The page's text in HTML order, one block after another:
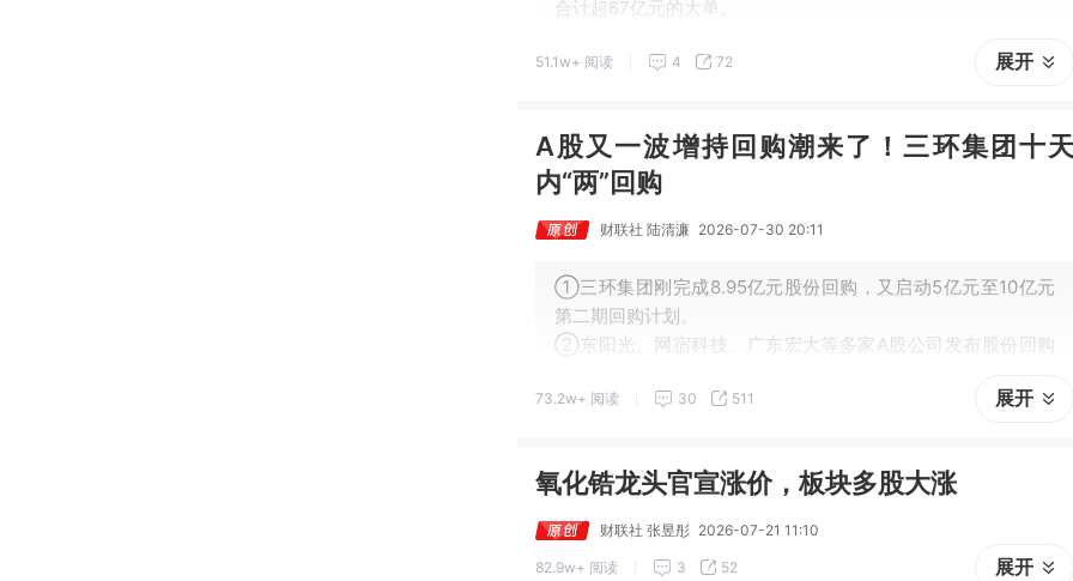
51.1w+ 阅读 4 72 展开
A股又一波增持回购潮来了！三环集团十天
内“两”回购
财联社 陆清濂 2026-07-30 20:11
①三环集团刚完成8.95亿元股份回购，又启动5亿元至10亿元
第二期回购计划。
②东阳光、网宿科技、广东宏大等多家A股公司发布股份回购
73.2w+ 阅读 30 511 展开
氧化锆龙头官宣涨价，板块多股大涨
财联社 张昱彤 2026-07-21 11:10
82.9w+ 阅读 3 52 展开